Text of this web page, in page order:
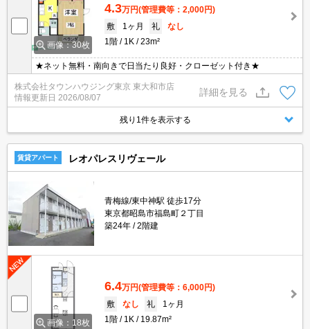
画像：30枚
4.3万円(管理費等：2,000円)
敷
1ヶ月 礼
なし
1階
1K 23m²
★ネット無料・南向きで日当たり良好・クローゼット付き★
株式会社タウンハウジング東京 東大和市店
情報更新日 2026/08/07
詳細を見る
残り1件を表示する
賃貸アパート レオパレスリヴェール
青梅線/東中神駅 徒歩17分
東京都昭島市福島町２丁目
築24年
2階建
画像：18枚
6.4万円(管理費等：6,000円)
敷
なし 礼
1ヶ月
1階
1K 19.87m²